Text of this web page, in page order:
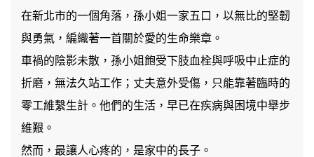
在新北市的一個角落，孫小姐一家五口，以無比的堅韌
與勇氣，編織著一首關於愛的生命樂章。
車禍的陰影未散，孫小姐飽受下肢血栓與呼吸中止症的
折磨，無法久站工作；丈夫意外受傷，只能靠著臨時的
零工維繫生計。他們的生活，早已在疾病與困境中舉步
維艱。
然而，最讓人心疼的，是家中的長子。